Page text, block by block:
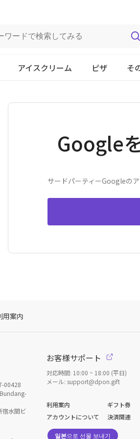
アイスクリーム ピザ そ
Google
サードパーティーGoogleの
用案内
00428
宿水間ビ
お客様サポート
対応時間: 10:00 ~ 18:00 (平日)
メール: support@dpon.gift
利用案内
ギフト券
アカウントについて
決済関連
일본으로 선물 보내기